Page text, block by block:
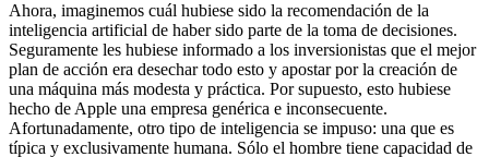
Ahora, imaginemos cuál hubiese sido la recomendación de la
inteligencia artificial de haber sido parte de la toma de decisiones.
Seguramente les hubiese informado a los inversionistas que el mejor
plan de acción era desechar todo esto y apostar por la creación de
una máquina más modesta y práctica. Por supuesto, esto hubiese
hecho de Apple una empresa genérica e inconsecuente.
Afortunadamente, otro tipo de inteligencia se impuso: una que es
típica y exclusivamente humana. Sólo el hombre tiene capacidad de